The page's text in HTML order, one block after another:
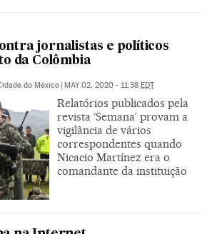
jornalistas e políticos
da Colômbia
do México | MAY 02, 2020 - 11:38 EDT
Relatórios publicados pela
revista ‘Semana’ provam a
vigilância de vários
correspondentes quando
Nicacio Martínez era o
comandante da instituição